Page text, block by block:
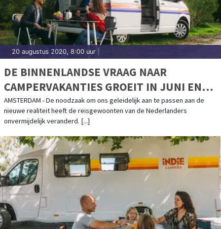
20 augustus 2020, 8:00 uur
DE BINNENLANDSE VRAAG NAAR
CAMPERVAKANTIES GROEIT IN JUNI EN
JULI 900% IN VERGELIJKING MET VORIG
JAAR
AMSTERDAM - De noodzaak om ons geleidelijk aan te passen aan de
nieuwe realiteit heeft de reisgewoonten van de Nederlanders
onvermijdelijk veranderd. [...]